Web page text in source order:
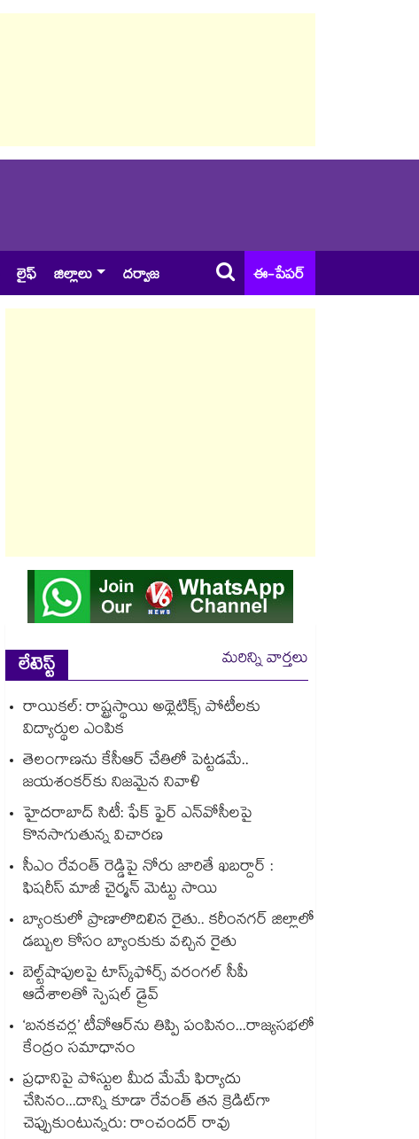
లైఫ్ జిల్లాలు దర్వాజ ఈ-పేపర్
లేటెస్ట్
మరిన్ని వార్తలు
రాయికల్: రాష్ట్రస్థాయి అథ్లెటిక్స్ పోటీలకు
విద్యార్థుల ఎంపిక
తెలంగాణను కేసీఆర్‌‌ చేతిలో పెట్టడమే..
జయశంకర్‌‌కు నిజమైన నివాళి
హైదరాబాద్ సిటీ: ఫేక్ ఫైర్ ఎన్‌వోసీలపై
కొనసాగుతున్న విచారణ
సీఎం రేవంత్ రెడ్డిపై నోరు జారితే ఖబర్దార్ :
ఫిషరీస్ మాజీ చైర్మన్ మెట్టు సాయి
బ్యాంకులో ప్రాణాలొదిలిన రైతు.. కరీంనగర్ జిల్లాలో
డబ్బుల కోసం బ్యాంకుకు వచ్చిన రైతు
బెల్ట్‌‌‌‌‌‌‌‌‌‌‌‌‌‌‌‌‌‌‌‌‌‌‌‌‌‌‌‌‌‌‌‌షాపులపై టాస్క్‌‌‌‌‌‌‌‌‌‌‌‌‌‌‌‌‌‌‌‌‌‌‌‌‌‌‌‌‌‌‌‌ఫోర్స్ వరంగల్‌‌‌‌‌‌‌‌‌‌‌‌‌‌‌‌‌‌‌‌‌‌‌‌‌‌‌‌‌‌‌‌ సీపీ
ఆదేశాలతో స్పెషల్ డ్రైవ్‌‌‌‌‌‌‌‌‌‌‌‌‌‌‌‌‌‌‌‌‌‌‌‌‌‌‌‌‌‌‌‌
‘బనకచర్ల’ టీవోఆర్‌‌‌‌‌‌‌‌ను తిప్పి పంపినం...రాజ్యసభలో
కేంద్రం సమాధానం
ప్రధానిపై పోస్టుల మీద మేమే ఫిర్యాదు
చేసినం...దాన్ని కూడా రేవంత్ తన క్రెడిట్‌‌‌‌గా
చెప్పుకుంటున్నరు: రాంచందర్ రావు